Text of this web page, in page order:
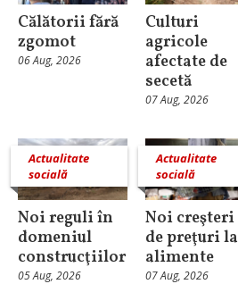
Călătorii fără
zgomot
06 Aug, 2026
Culturi
agricole
afectate de
secetă
07 Aug, 2026
Actualitate
socială
Noi reguli în
domeniul
construcţiilor
05 Aug, 2026
Actualitate
socială
Noi creşteri
de preţuri la
alimente
07 Aug, 2026